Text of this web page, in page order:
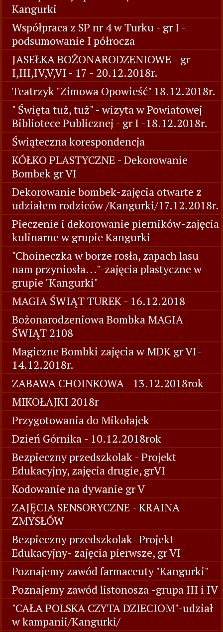
Kangurki
Współpraca z SP nr 4 w Turku - gr I -
podsumowanie I półrocza
JASEŁKA BOŻONARODZENIOWE - gr
I,III,IV,V,VI - 17 - 20.12.2018r.
Teatrzyk "Zimowa Opowieść" 18.12.2018r.
" Święta tuż, tuż" - wizyta w Powiatowej
Bibliotece Publicznej - gr I -18.12.2018r.
Świąteczna korespondencja
KÓŁKO PLASTYCZNE - Dekorowanie
Bombek gr VI
Dekorowanie bombek-zajęcia otwarte z
udziałem rodziców /Kangurki/17.12.2018r.
Pieczenie i dekorowanie pierników-zajęcia
kulinarne w grupie Kangurki
"Choineczka w borze rosła, zapach lasu
nam przyniosła..."-zajęcia plastyczne w
grupie "Kangurki"
MAGIA ŚWIĄT TUREK - 16.12.2018
Bożonarodzeniowa Bombka MAGIA
ŚWIĄT 2108
Magiczne Bombki zajęcia w MDK gr VI-
14.12.2018r.
ZABAWA CHOINKOWA - 13.12.2018rok
MIKOŁAJKI 2018r
Przygotowania do Mikołajek
Dzień Górnika - 10.12.2018rok
Bezpieczny przedszkolak - Projekt
Edukacyjny, zajęcia drugie, grVI
Kodowanie na dywanie gr V
ZAJĘCIA SENSORYCZNE - KRAINA
ZMYSŁÓW
Bezpieczny przedszkolak- Projekt
Edukacyjny- zajęcia pierwsze, gr VI
Poznajemy zawód farmaceuty "Kangurki"
Poznajemy zawód listonosza -grupa III i IV
"CAŁA POLSKA CZYTA DZIECIOM"-udział
w kampanii/Kangurki/